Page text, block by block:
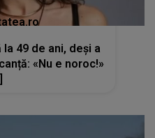
la 49 de ani, deși a
«Nu e noroc!»